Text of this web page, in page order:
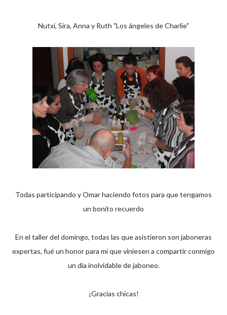
Nutxi, Sira, Anna y Ruth "Los ángeles de Charlie"
Todas participando y Omar haciendo fotos para que tengamos
un bonito recuerdo
En el taller del domingo, todas las que asistieron son jaboneras
expertas, fué un honor para mi que viniesen a compartir conmigo
un día inolvidable de jaboneo.
¡Gracias chicas!